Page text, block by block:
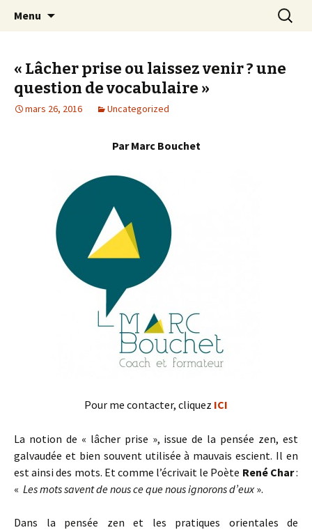
Marc Bouchet coaching et
formations professionnelles
Eclairer et faciliter les talents
Menu
principal
« Lâcher prise ou laissez venir ? une
question de vocabulaire »
mars 26, 2016 Uncategorized
Par Marc Bouchet
Pour me contacter, cliquez ICI
La notion de « lâcher prise », issue de la pensée zen, est
galvaudée et bien souvent utilisée à mauvais escient. Il en
est ainsi des mots. Et comme l’écrivait le Poète René Char:
« Les mots savent de nous ce que nous ignorons d’eux».
Dans la pensée zen et les pratiques orientales de